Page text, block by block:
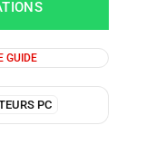
GUIDE
PC